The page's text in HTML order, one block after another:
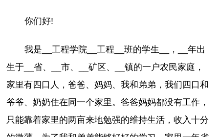
你们好!
我是__工程学院__工程__班的学生__，__年出
生于__省、__市、__矿区、__镇的一户农民家庭，
家里有四口人，爸爸、妈妈、我和弟弟，我们四口和
爷爷、奶奶住在同一个家里。爸爸妈妈都没有工作，
只能靠着家里的两亩来地勉强的维持生活，收入十分